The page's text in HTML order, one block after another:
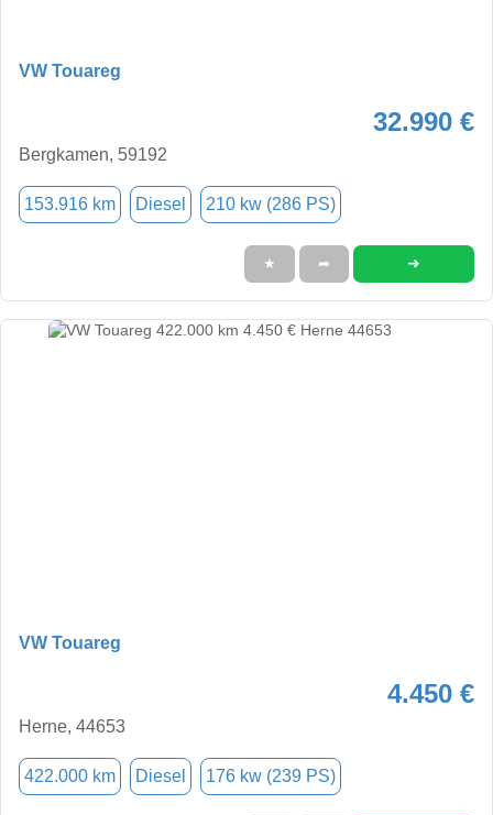
VW Touareg
32.990 €
Bergkamen, 59192
153.916 km Diesel 210 kw (286 PS)
★ ➦ ➜
VW Touareg
4.450 €
Herne, 44653
422.000 km Diesel 176 kw (239 PS)